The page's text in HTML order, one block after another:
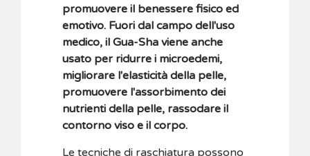
promuovere il benessere fisico ed
emotivo. Fuori dal campo dell'uso
medico, il Gua-Sha viene anche
usato per ridurre i microedemi,
migliorare l'elasticità della pelle,
promuovere l'assorbimento dei
nutrienti della pelle, rassodare il
contorno viso e il corpo.
Le tecniche di raschiatura possono